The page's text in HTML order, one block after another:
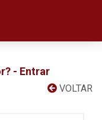
- Entrar
VOLTAR